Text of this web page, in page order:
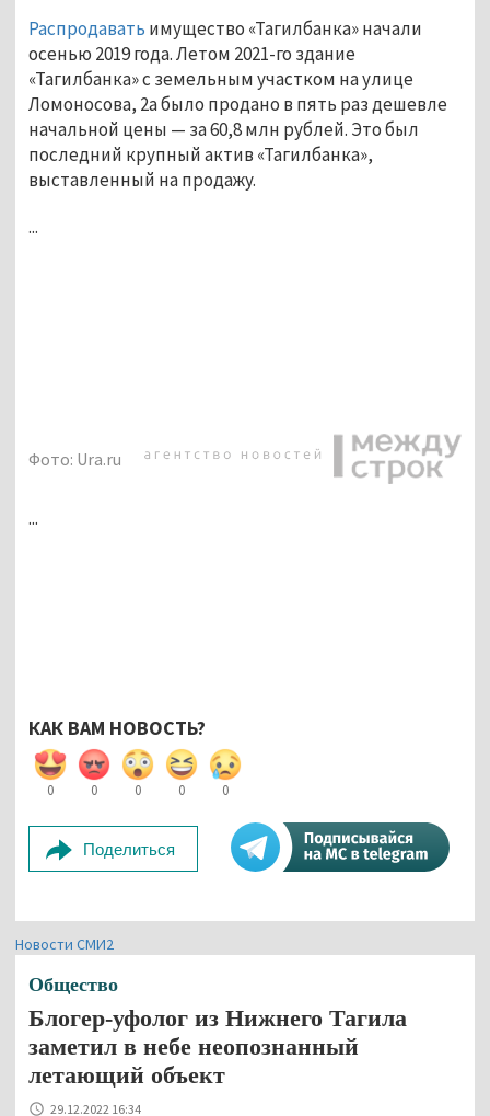
Распродавать имущество «Тагилбанка» начали
осенью 2019 года. Летом 2021-го здание
«Тагилбанка» с земельным участком на улице
Ломоносова, 2а было продано в пять раз дешевле
начальной цены — за 60,8 млн рублей. Это был
последний крупный актив «Тагилбанка»,
выставленный на продажу.
...
Фото: Ura.ru
...
КАК ВАМ НОВОСТЬ?
0 0 0 0 0
Поделиться
Новости СМИ2
Общество
Блогер-уфолог из Нижнего Тагила
заметил в небе неопознанный
летающий объект
29.12.2022 16:34